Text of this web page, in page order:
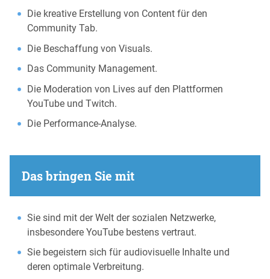
Die kreative Erstellung von Content für den
Community Tab.
Die Beschaffung von Visuals.
Das Community Management.
Die Moderation von Lives auf den Plattformen
YouTube und Twitch.
Die Performance-Analyse.
Das bringen Sie mit
Sie sind mit der Welt der sozialen Netzwerke,
insbesondere YouTube bestens vertraut.
Sie begeistern sich für audiovisuelle Inhalte und
deren optimale Verbreitung.